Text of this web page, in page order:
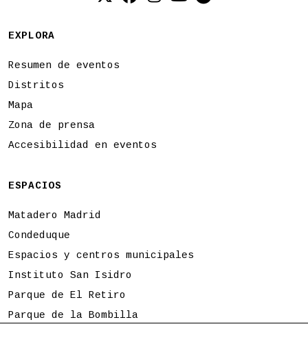
Twitter (X)
Facebook
Instagram
YouTube
Spotify
EXPLORA
Resumen de eventos
Distritos
Mapa
Zona de prensa
Accesibilidad en eventos
ESPACIOS
Matadero Madrid
Condeduque
Espacios y centros municipales
Instituto San Isidro
Parque de El Retiro
Parque de la Bombilla